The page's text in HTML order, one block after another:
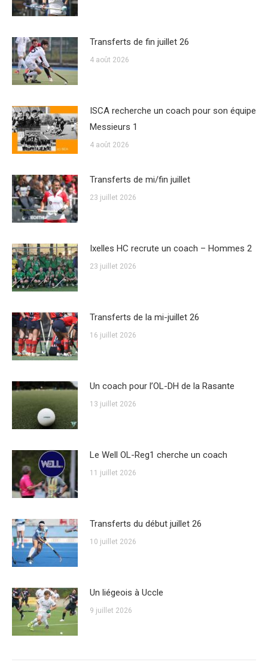
Transferts de fin juillet 26
4 août 2026
ISCA recherche un coach pour son équipe
Messieurs 1
4 août 2026
Transferts de mi/fin juillet
23 juillet 2026
Ixelles HC recrute un coach – Hommes 2
23 juillet 2026
Transferts de la mi-juillet 26
16 juillet 2026
Un coach pour l’OL-DH de la Rasante
13 juillet 2026
Le Well OL-Reg1 cherche un coach
11 juillet 2026
Transferts du début juillet 26
10 juillet 2026
Un liégeois à Uccle
9 juillet 2026